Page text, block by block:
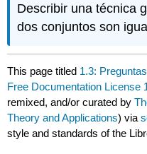
Describir una técnica
dos conjuntos son
This page titled 1.3:
Free Documentation License
remixed, and/or curated by
Theory and Applications) via
style and standards of the